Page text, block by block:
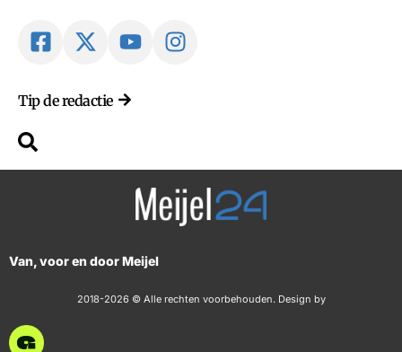
Tip de redactie
Van, voor en door Meijel
2018-2026 © Alle rechten voorbehouden. Design by